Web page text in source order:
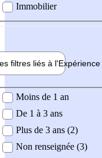
Immobilier
filtres liés à l'Expérience
demandée
Moins de 1 an
De 1 à 3 ans
Plus de 3 ans (2)
Non renseignée (3)